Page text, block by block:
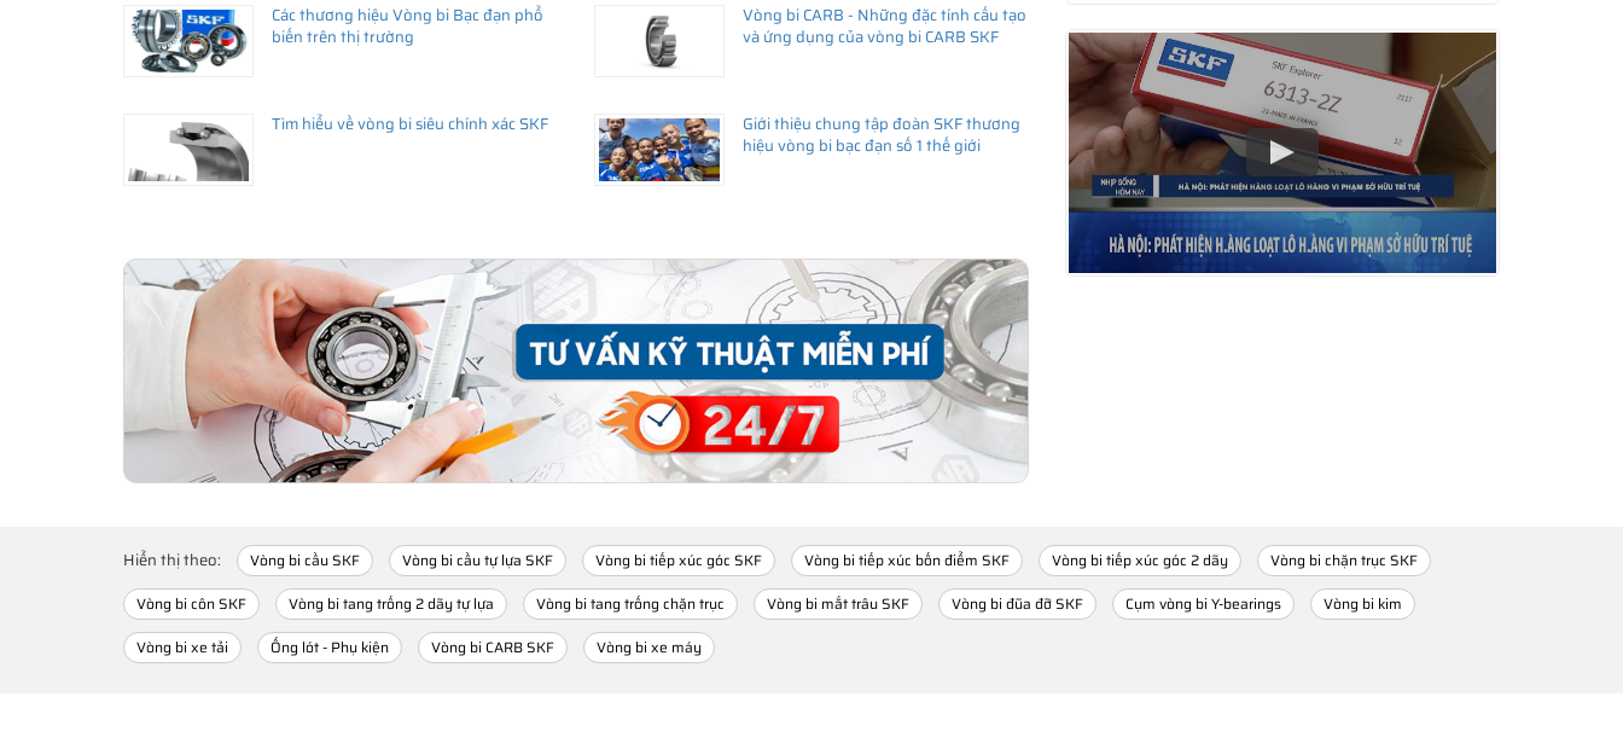
•Vòng bi SKF chính hãng, Những lưu ý cơ bản trước khi mua hàng
•Xuất xứ vòng bi SKF chính hãng ở đâu?
•
Các thương hiệu Vòng bi Bạc đạn phổ
biến trên thị trường
Vòng bi CARB - Những đặc tính cấu tạo
và ứng dụng của vòng bi CARB SKF
Tìm hiểu về vòng bi siêu chính xác SKF
Giới thiệu chung tập đoàn SKF thương
hiệu vòng bi bạc đạn số 1 thế giới
Hiển thị theo: Vòng bi cầu SKF Vòng bi cầu tự lựa SKF Vòng bi tiếp xúc góc SKF Vòng bi tiếp xúc bốn điểm SKF Vòng bi tiếp xúc góc 2 dãy
Vòng bi chặn trục SKF
Vòng bi côn SKF
Vòng bi tang trống 2 dãy tự lựa Vòng bi tang trống chặn trục Vòng bi mắt trâu SKF Vòng bi đũa đỡ SKF Cụm vòng bi Y-bearings
Vòng bi kim
Vòng bi xe tải
Ống lót - Phụ kiện Vòng bi CARB SKF Vòng bi xe máy